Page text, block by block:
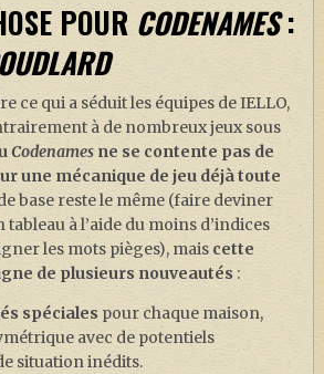
POURCODENAMES:
ce qui a séduit les équipes de IELLO,
à de nombreux jeux sous
Codenamesne se contente pas de
une mécanique de jeu déjà toute
base reste le même (faire deviner
tableau à l’aide du moins d’indices
les mots pièges), mais cette
de plusieurs nouveautés :
spéciales pour chaque maison,
avec de potentiels
situation inédits.